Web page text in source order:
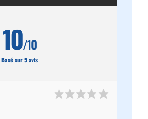
10/10
Basé sur 5 avis